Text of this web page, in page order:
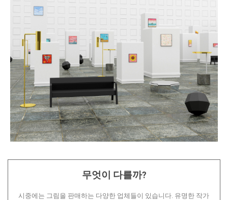
무엇이 다를까?
시중에는 그림을 판매하는 다양한 업체들이 있습니다. 유명한 작가